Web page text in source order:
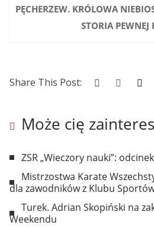
PĘCHERZEW. KRÓLOWA
STORIA PEWNEJ
Share This Post:
Może cię
ZSR „Wieczory nauki”:
Mistrzostwa Karate
dla zawodników z Klubu
Turek. Adrian Skopiński na
Weekendu